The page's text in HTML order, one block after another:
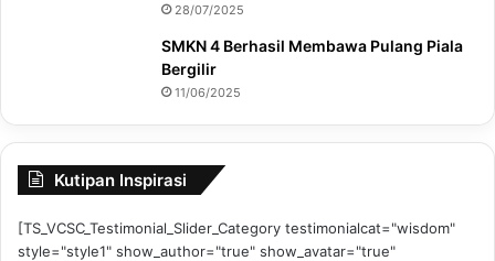
28/07/2025
SMKN 4 Berhasil Membawa Pulang Piala
Bergilir
11/06/2025
Kutipan Inspirasi
[TS_VCSC_Testimonial_Slider_Category testimonialcat="wisdom"
style="style1" show_author="true" show_avatar="true"